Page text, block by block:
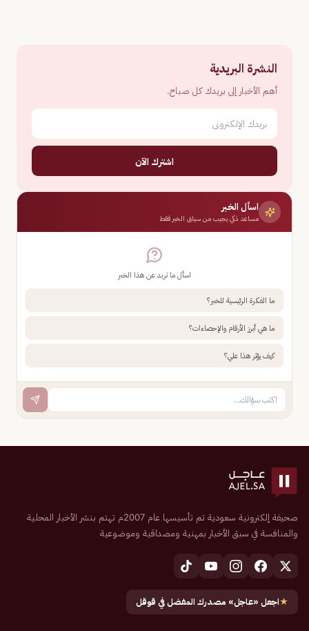
النشرة البريدية
أهم الأخبار إلى بريدك كل صباح.
اشترك الآن
اسأل الخبر
مساعد ذكي يجيب من سياق الخبر فقط
اسأل ما تريد عن هذا الخبر
ما الفكرة الرئيسية للخبر؟
ما هي أبرز الأرقام والإحصاءات؟
كيف يؤثر هذا علي؟
صحيفة إلكترونية سعودية تم تأسيسها عام 2007م تهتم بنشر الأخبار المحلية
والمنافسة في سبق الأخبار بمهنية ومصداقية وموضوعية
★اجعل «عاجل» مصدرك المفضل في قوقل